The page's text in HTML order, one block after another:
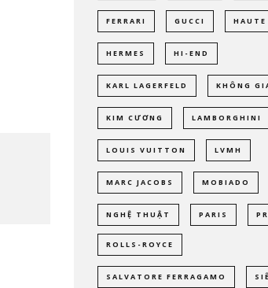
FERRARI GUCCI HAUTE
HERMES HI-END
KARL LAGERFELD KHÔNG
KIM CƯƠNG LAMBORGHINI
LOUIS VUITTON LVMH
MARC JACOBS MOBIADO
NGHỆ THUẬT PARIS
ROLLS-ROYCE
SALVATORE FERRAGAMO